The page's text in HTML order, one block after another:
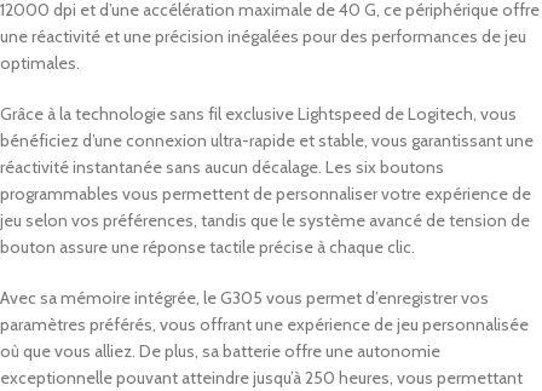
12000 dpi et d’une accélération maximale de 40 G, ce périphérique offre
une réactivité et une précision inégalées pour des performances de jeu
optimales.
Grâce à la technologie sans fil exclusive Lightspeed de Logitech, vous
bénéficiez d’une connexion ultra-rapide et stable, vous garantissant une
réactivité instantanée sans aucun décalage. Les six boutons
programmables vous permettent de personnaliser votre expérience de
jeu selon vos préférences, tandis que le système avancé de tension de
bouton assure une réponse tactile précise à chaque clic.
Avec sa mémoire intégrée, le G305 vous permet d’enregistrer vos
paramètres préférés, vous offrant une expérience de jeu personnalisée
où que vous alliez. De plus, sa batterie offre une autonomie
exceptionnelle pouvant atteindre jusqu’à 250 heures, vous permettant